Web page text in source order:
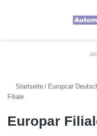
Startseite / Europcar
Filiale
Europar